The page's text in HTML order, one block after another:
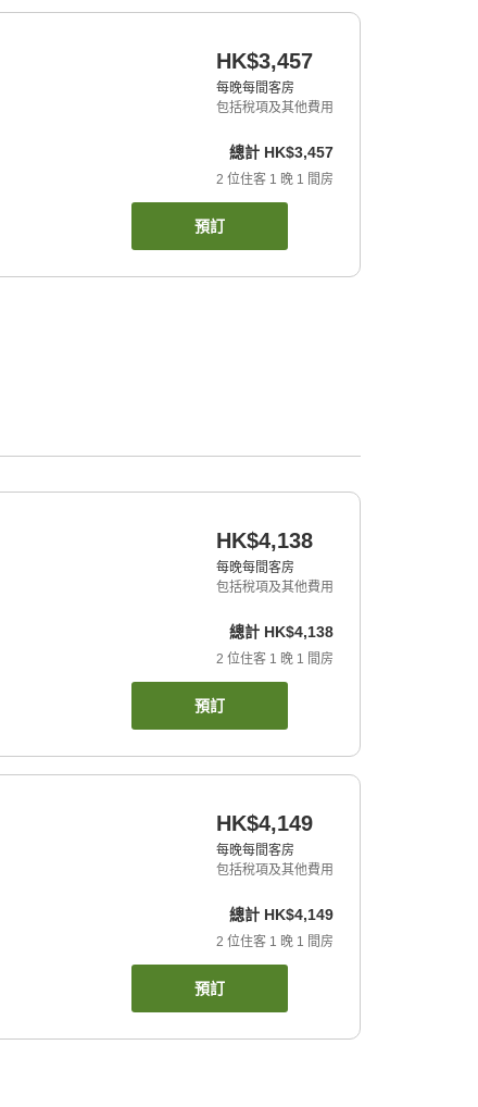
HK$3,457
每晚每間客房
包括稅項及其他費用
總計 HK$3,457
2 位住客 1 晚 1 間房
預訂
HK$4,138
每晚每間客房
包括稅項及其他費用
總計 HK$4,138
2 位住客 1 晚 1 間房
預訂
HK$4,149
每晚每間客房
包括稅項及其他費用
總計 HK$4,149
2 位住客 1 晚 1 間房
預訂